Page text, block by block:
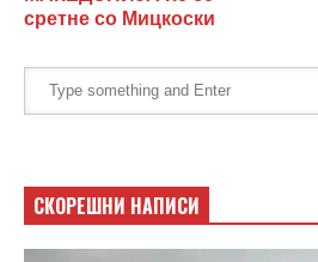
сретне со Мицкоски
СКОРЕШНИ НАПИСИ